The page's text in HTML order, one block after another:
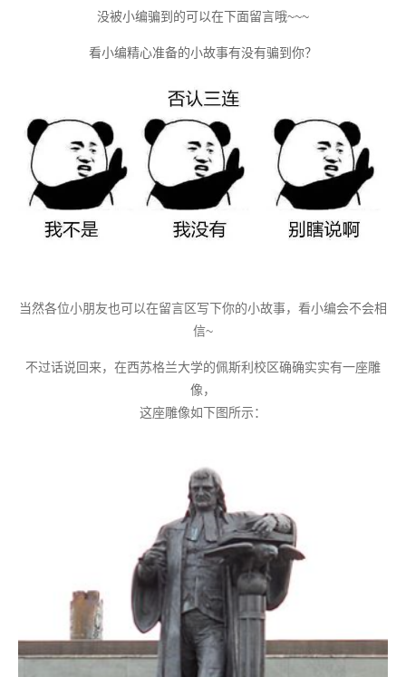
没被小编骗到的可以在下面留言哦~~~
看小编精心准备的小故事有没有骗到你？
当然各位小朋友也可以在留言区写下你的小故事，看小编会不会相
信~
不过话说回来，在西苏格兰大学的佩斯利校区确确实实有一座雕
像，
这座雕像如下图所示：